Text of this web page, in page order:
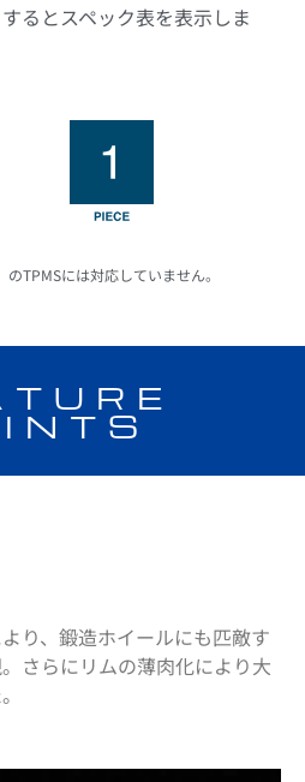
るとスペック表を表示しま
TPMSには対応していません。
り、鍛造ホイールにも匹敵す
さらにリムの薄肉化により大